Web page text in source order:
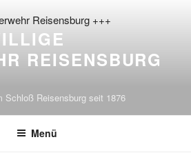
REISENSBURG
Schloß Reisensburg seit 1876
Menü